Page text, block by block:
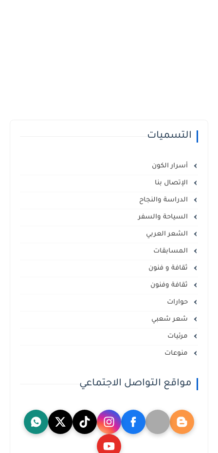
التسميات
أسرار الكون
الإتصال بنا
الدراسة والنجاح
السياحة والسفر
الشعر العربي
المسابقات
ثقافة و فنون
ثقافة وفنون
حوارات
شعر شعبي
مرئيات
منوعات
مواقع التواصل الاجتماعي